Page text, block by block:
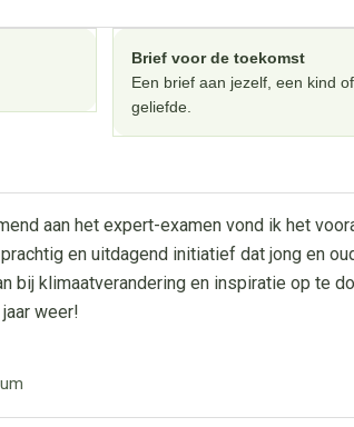
Brief voor de toekomst
Een brief aan jezelf, een kind of
geliefde.
aan het expert-examen vond ik het
en uitdagend initiatief dat jong en
bij klimaatverandering en inspiratie op te
weer!